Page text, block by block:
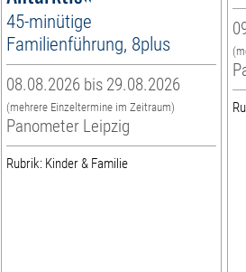
45-minütige
Familienführung, 8plus
08.08.2026 bis 29.08.2026
(mehrere Einzeltermine im Zeitraum)
Panometer Leipzig
Rubrik: Kinder & Familie